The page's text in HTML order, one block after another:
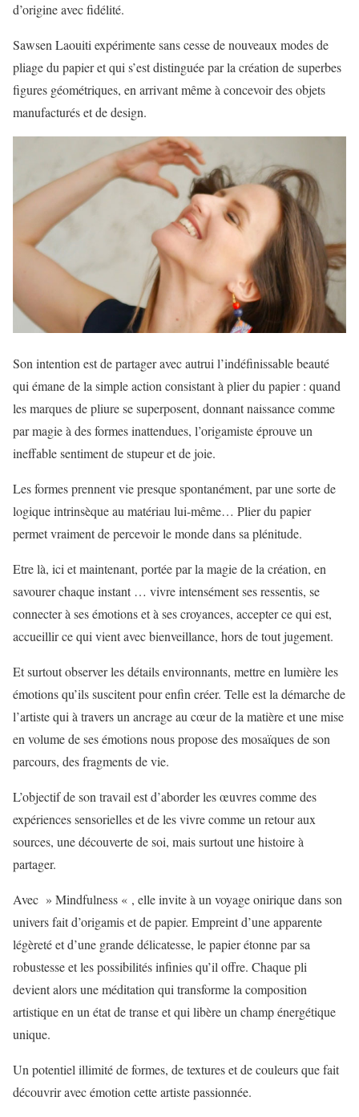
d’origine avec fidélité.
Sawsen Laouiti expérimente sans cesse de nouveaux modes de
pliage du papier et qui s’est distinguée par la création de superbes
figures géométriques, en arrivant même à concevoir des objets
manufacturés et de design.
Son intention est de partager avec autrui l’indéfinissable beauté
qui émane de la simple action consistant à plier du papier : quand
les marques de pliure se superposent, donnant naissance comme
par magie à des formes inattendues, l’origamiste éprouve un
ineffable sentiment de stupeur et de joie.
Les formes prennent vie presque spontanément, par une sorte de
logique intrinsèque au matériau lui-même… Plier du papier
permet vraiment de percevoir le monde dans sa plénitude.
Etre là, ici et maintenant, portée par la magie de la création, en
savourer chaque instant … vivre intensément ses ressentis, se
connecter à ses émotions et à ses croyances, accepter ce qui est,
accueillir ce qui vient avec bienveillance, hors de tout jugement.
Et surtout observer les détails environnants, mettre en lumière les
émotions qu’ils suscitent pour enfin créer. Telle est la démarche de
l’artiste qui à travers un ancrage au cœur de la matière et une mise
en volume de ses émotions nous propose des mosaïques de son
parcours, des fragments de vie.
L’objectif de son travail est d’aborder les œuvres comme des
expériences sensorielles et de les vivre comme un retour aux
sources, une découverte de soi, mais surtout une histoire à
partager.
Avec » Mindfulness « , elle invite à un voyage onirique dans son
univers fait d’origamis et de papier. Empreint d’une apparente
légèreté et d’une grande délicatesse, le papier étonne par sa
robustesse et les possibilités infinies qu’il offre. Chaque pli
devient alors une méditation qui transforme la composition
artistique en un état de transe et qui libère un champ énergétique
unique.
Un potentiel illimité de formes, de textures et de couleurs que fait
découvrir avec émotion cette artiste passionnée.